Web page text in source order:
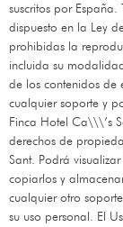
suscritos por
dispuesto en la Ley
prohibidas la
incluida su
de los contenidos de
cualquier soporte y
Finca Hotel Ca\\\’s
derechos de
Sant. Podrá
copiarlos y
cualquier otro
su uso personal. El